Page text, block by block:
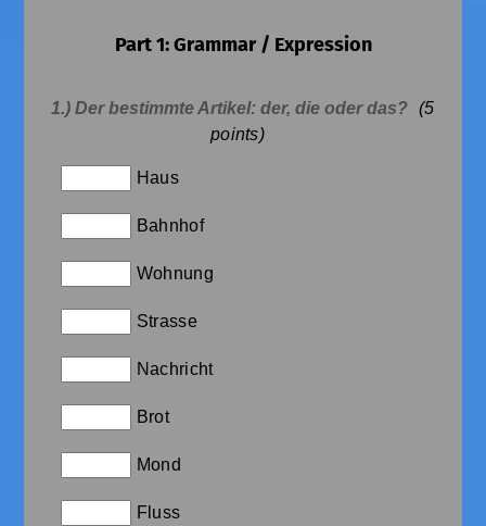
Part 1: Grammar / Expression
1.) Der bestimmte Artikel: der, die oder das? (5
points)
Haus
Bahnhof
Wohnung
Strasse
Nachricht
Brot
Mond
Fluss